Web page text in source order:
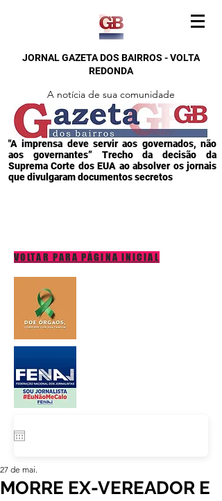
JORNAL GAZETA DOS BAIRROS - VOLTA
REDONDA
A notícia de sua comunidade
"A imprensa deve servir aos governados, não
aos governantes” Trecho da decisão da
Suprema Corte dos EUA ao absolver os jornais
que divulgaram documentos secretos
VOLTAR PARA PÁGINA INICIAL
MORRE EX-VEREADOR E
27 de mai.